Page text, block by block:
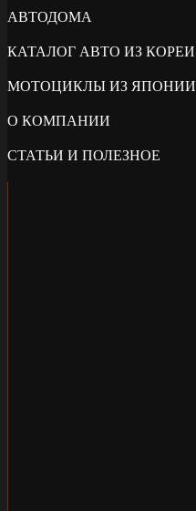
АВТОДОМА
КАТАЛОГ АВТО ИЗ КОРЕИ
МОТОЦИКЛЫ ИЗ ЯПОНИИ
О КОМПАНИИ
СТАТЬИ И ПОЛЕЗНОЕ